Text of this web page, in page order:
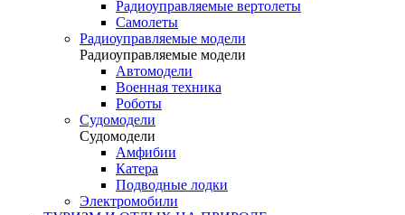
Радиоуправляемые вертолеты
Самолеты
Радиоуправляемые модели
Радиоуправляемые модели
Автомодели
Военная техника
Роботы
Судомодели
Судомодели
Амфибии
Катера
Подводные лодки
Электромобили